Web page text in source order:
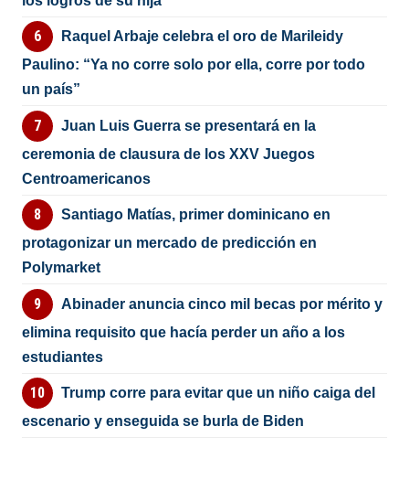
Raquel Arbaje celebra el oro de Marileidy
Paulino: “Ya no corre solo por ella, corre por todo
un país”
Juan Luis Guerra se presentará en la
ceremonia de clausura de los XXV Juegos
Centroamericanos
Santiago Matías, primer dominicano en
protagonizar un mercado de predicción en
Polymarket
Abinader anuncia cinco mil becas por mérito y
elimina requisito que hacía perder un año a los
estudiantes
Trump corre para evitar que un niño caiga del
escenario y enseguida se burla de Biden